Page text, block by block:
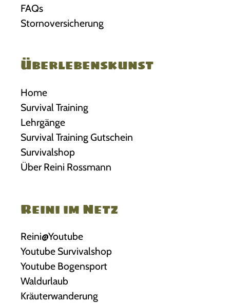
FAQs
Stornoversicherung
Überlebenskunst
Home
Survival Training
Lehrgänge
Survival Training Gutschein
Survivalshop
Über Reini Rossmann
Reini im Netz
Reini@Youtube
Youtube Survivalshop
Youtube Bogensport
Waldurlaub
Kräuterwanderung